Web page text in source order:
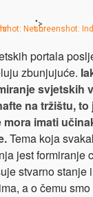
Net.hr
">
screenshot:
portala
zbunjujuće.
svjetskih
na tržištu,
mora imati
Tema koja
jest formiranje
stvarno stanje
a o čemu smo